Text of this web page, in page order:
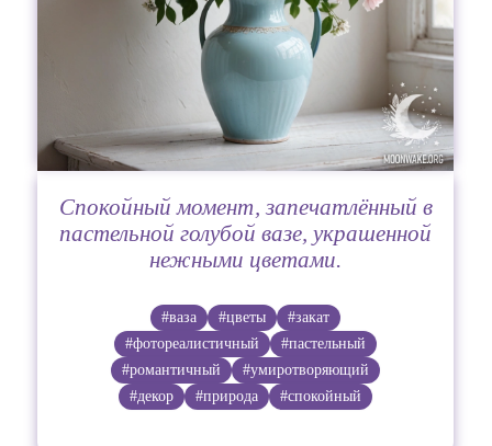
Спокойный момент, запечатлённый в
пастельной голубой вазе, украшенной
нежными цветами.
#ваза #цветы
#закат
#фотореалистичный
#пастельный
#романтичный
#умиротворяющий
#декор
#природа #спокойный